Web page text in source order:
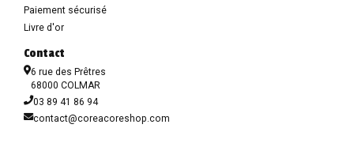
Paiement sécurisé
Livre d'or
Contact
6 rue des Prêtres
68000 COLMAR
03 89 41 86 94
contact@coreacoreshop.com